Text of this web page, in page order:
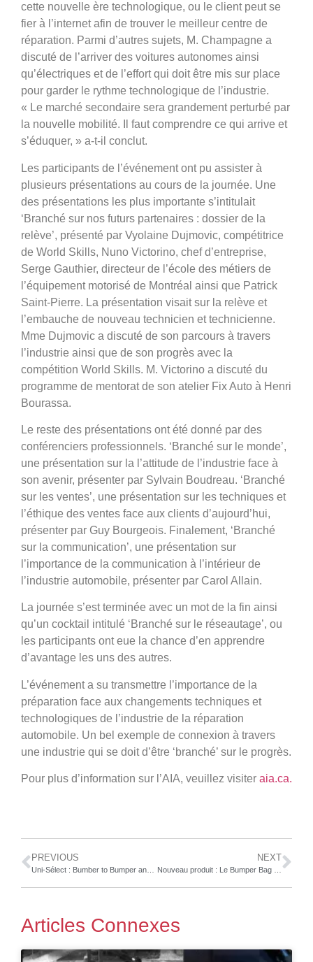
cette nouvelle ère technologique, ou le client peut se
fier à l’internet afin de trouver le meilleur centre de
réparation. Parmi d’autres sujets, M. Champagne a
discuté de l’arriver des voitures autonomes ainsi
qu’électriques et de l’effort qui doit être mis sur place
pour garder le rythme technologique de l’industrie.
« Le marché secondaire sera grandement perturbé par
la nouvelle mobilité. Il faut comprendre ce qui arrive et
s’éduquer, » a-t-il conclut.
Les participants de l’événement ont pu assister à
plusieurs présentations au cours de la journée. Une
des présentations les plus importante s’intitulait
‘Branché sur nos futurs partenaires : dossier de la
relève’, présenté par Vyolaine Dujmovic, compétitrice
de World Skills, Nuno Victorino, chef d’entreprise,
Serge Gauthier, directeur de l’école des métiers de
l’équipement motorisé de Montréal ainsi que Patrick
Saint-Pierre. La présentation visait sur la relève et
l’embauche de nouveau technicien et technicienne.
Mme Dujmovic a discuté de son parcours à travers
l’industrie ainsi que de son progrès avec la
compétition World Skills. M. Victorino a discuté du
programme de mentorat de son atelier Fix Auto à Henri
Bourassa.
Le reste des présentations ont été donné par des
conférenciers professionnels. ‘Branché sur le monde’,
une présentation sur la l’attitude de l’industrie face à
son avenir, présenter par Sylvain Boudreau. ‘Branché
sur les ventes’, une présentation sur les techniques et
l’éthique des ventes face aux clients d’aujourd’hui,
présenter par Guy Bourgeois. Finalement, ‘Branché
sur la communication’, une présentation sur
l’importance de la communication à l’intérieur de
l’industrie automobile, présenter par Carol Allain.
La journée s’est terminée avec un mot de la fin ainsi
qu’un cocktail intitulé ‘Branché sur le réseautage’, ou
les participants ont eue la chance d’en apprendre
d’avantage les uns des autres.
L’événement a su transmettre l’importance de la
préparation face aux changements techniques et
technologiques de l’industrie de la réparation
automobile. Un bel exemple de connexion à travers
une industrie qui se doit d’être ‘branché’ sur le progrès.
Pour plus d’information sur l’AIA, veuillez visiter aia.ca.
PREVIOUS NEXT
Articles Connexes